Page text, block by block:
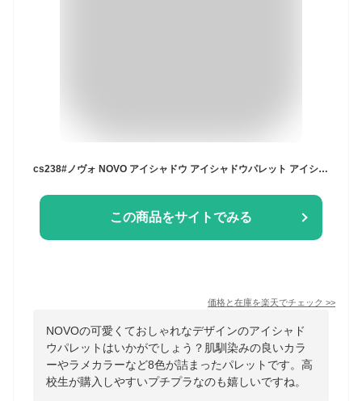
この商品をサイトでみる
価格と在庫を楽天でチェック >>
NOVOの可愛くておしゃれなデザインのアイシャド
ウパレットはいかがでしょう？肌馴染みの良いカラ
ーやラメカラーなど8色が詰まったパレットです。高
校生が購入しやすいプチプラなのも嬉しいですね。